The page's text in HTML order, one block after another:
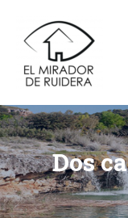
content
El
Mirador
de Ruidera
Dos